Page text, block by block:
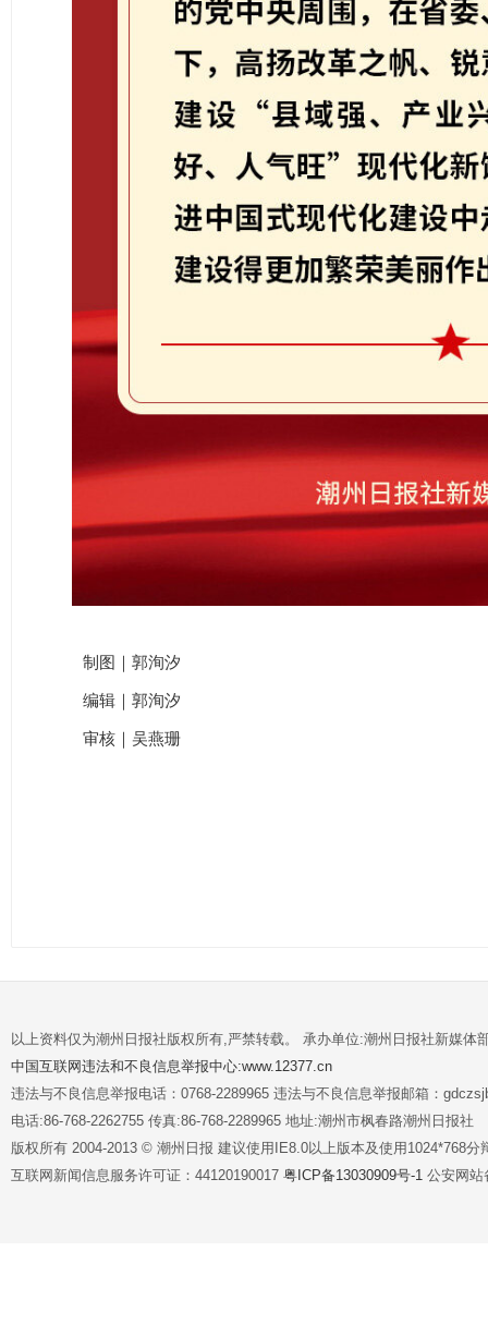
制图｜郭洵汐
编辑｜郭洵汐
审核｜吴燕珊
以上资料仅为潮州日报社版权所有,严禁转载。 承办单位:潮州日报社新媒体
中国互联网违法和不良信息举报中心:www.12377.cn
违法与不良信息举报电话：0768-2289965 违法与不良信息举报邮箱：
电话:86-768-2262755 传真:86-768-2289965 地址:潮州市枫春路潮州日报社
版权所有 2004-2013 © 潮州日报 建议使用IE8.0以上版本及使用1024*768分
互联网新闻信息服务许可证：44120190017 粤ICP备13030909号-1 公安网站